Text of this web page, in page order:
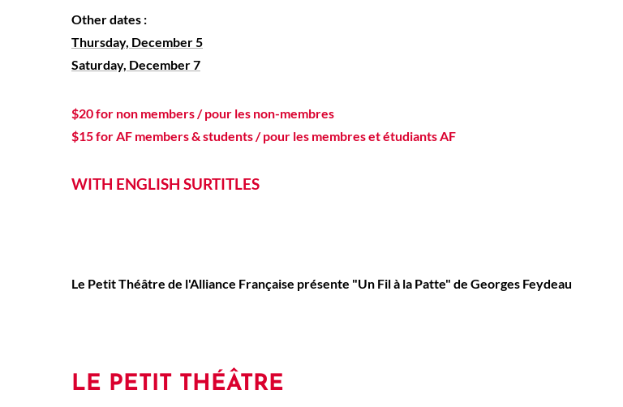
Other dates :
Thursday, December 5
Saturday, December 7
$20 for non members / pour les non-membres
$15 for AF members & students / pour les membres et étudiants AF
WITH ENGLISH SURTITLES
Le Petit Théâtre de l'Alliance Française présente "Un Fil à la Patte" de Georges Feydeau
LE PETIT THÉÂTRE